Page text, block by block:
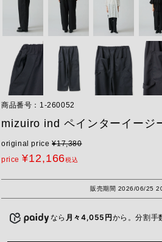
商品番号 1-260052
mizuiro ind ペインターイージ
original price ¥17,380
price ¥12,166税込
販売期間 2026/06/25
なら 月々4,055円から。分割手